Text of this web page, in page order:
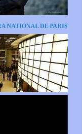
NATIONAL DE PARIS